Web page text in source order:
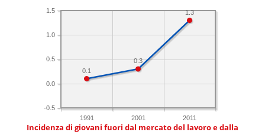
1991 2001 2011
-0.5
0.0
0.5
1.0
1.5 1.3
0.3
0.1
Incidenza di giovani fuori dal mercato del lavoro e dalla